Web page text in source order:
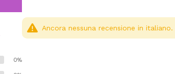
0%
Ancora nessuna recensione in